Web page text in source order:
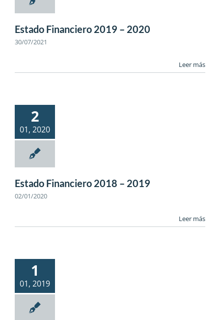
Estado Financiero 2019 – 2020
30/07/2021
Leer más
2
01, 2020
Estado Financiero 2018 – 2019
02/01/2020
Leer más
1
01, 2019